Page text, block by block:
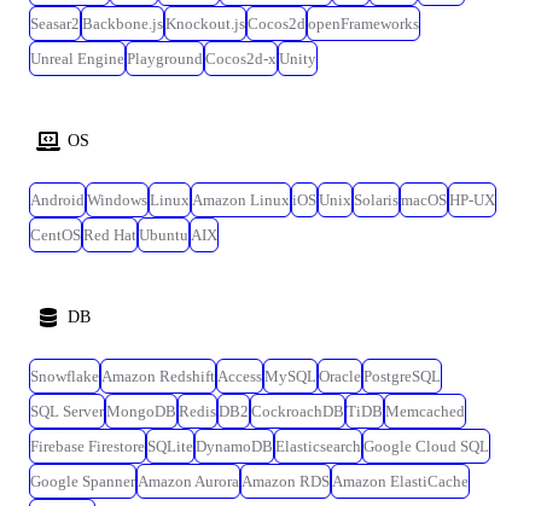
Seasar2 Backbone.jsKnockout.jsCocos2d openFrameworks
Unreal EnginePlayground Cocos2d-x Unity
OS
Android WindowsLinux Amazon Linux iOSUnix SolarismacOSHP-UX
CentOSRed HatUbuntu AIX
DB
SnowflakeAmazon RedshiftAccessMySQL OraclePostgreSQL
SQL ServerMongoDB RedisDB2 CockroachDB TiDB Memcached
Firebase Firestore SQLiteDynamoDB Elasticsearch Google Cloud SQL
Google SpannerAmazon AuroraAmazon RDSAmazon ElastiCache